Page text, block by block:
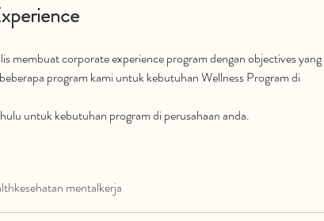
membuat corporate experience program dengan objectives yang
program kami untuk kebutuhan Wellness Program di
untuk kebutuhan program di perusahaan anda.
kesehatan mentalkerja